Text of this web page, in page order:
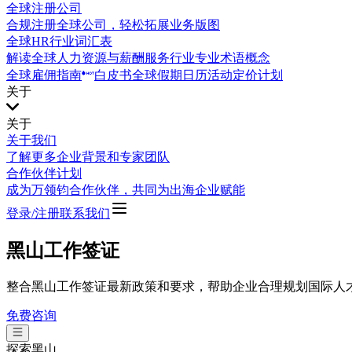
全球注册公司
合规注册全球公司，轻松拓展业务版图
全球HR行业词汇表
解读全球人力资源与薪酬服务行业专业术语概念
全球雇佣指南
白皮书全球假期日历活动定价计划
关于
关于
关于我们
了解更多企业背景和专家团队
合作伙伴计划
成为万领钧合作伙伴，共同为出海企业赋能
登录/注册联系我们
黑山工作签证
整合黑山工作签证最新政策和要求，帮助企业合理规划国际人
免费咨询